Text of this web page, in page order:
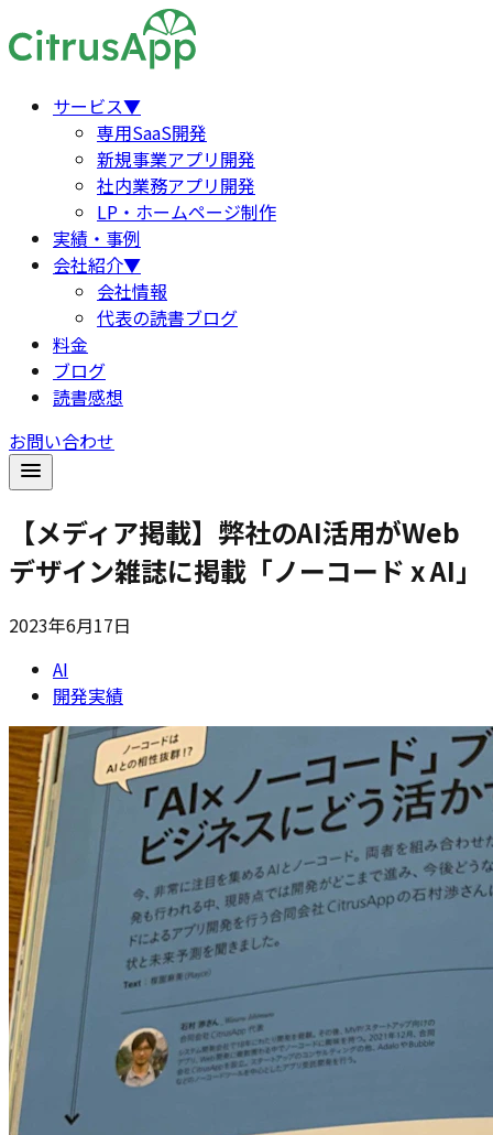
サービス▼
専用SaaS開発
新規事業アプリ開発
社内業務アプリ開発
LP・ホームページ制作
実績・事例
会社紹介▼
会社情報
代表の読書ブログ
料金
ブログ
読書感想
お問い合わせ
【メディア掲載】弊社のAI活用がWeb
デザイン雑誌に掲載「ノーコード x AI」
2023年6月17日
AI
開発実績